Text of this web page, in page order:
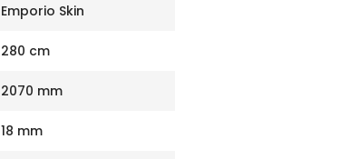
Emporio Skin
280 cm
2070 mm
18 mm